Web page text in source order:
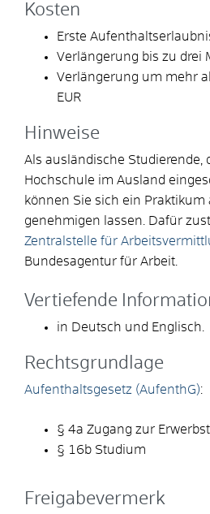
Kosten
Erste
Verlängerung bis zu drei
Verlängerung um mehr
EUR
Hinweise
Als ausländische Studierende,
Hochschule im Ausland
können Sie sich ein
genehmigen lassen. Dafür
Zentralstelle für
Bundesagentur für Arbeit.
Vertiefende
in Deutsch und Englisch.
Rechtsgrundlage
Aufenthaltsgesetz (AufenthG):
§ 4a Zugang zur
§ 16b Studium
Freigabevermerk